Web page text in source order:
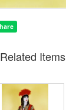
Related Items